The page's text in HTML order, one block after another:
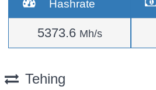
Hashrate
5373.6 Mh/s
Tehing